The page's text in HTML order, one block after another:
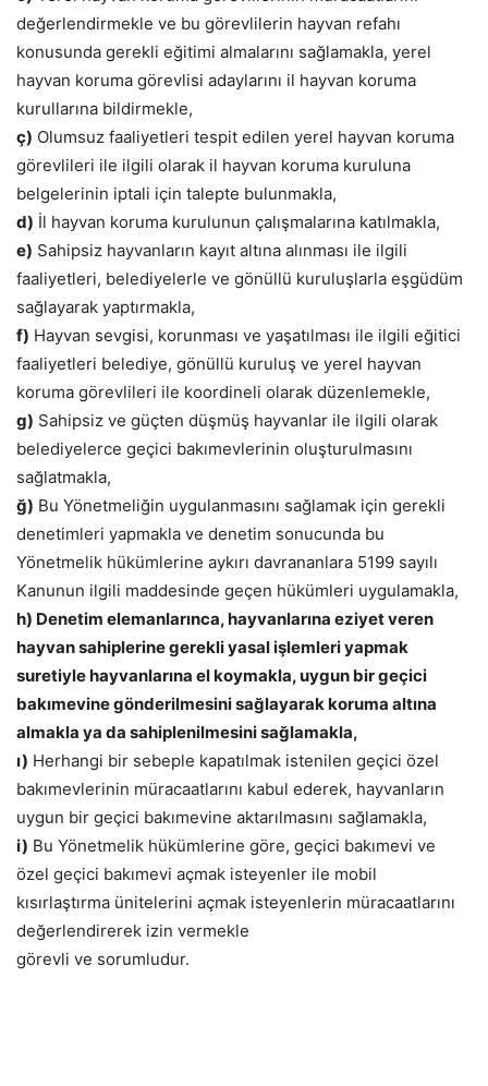
değerlendirmekle ve bu görevlilerin hayvan refahı
konusunda gerekli eğitimi almalarını sağlamakla, yerel
hayvan koruma görevlisi adaylarını il hayvan koruma
kurullarına bildirmekle,
ç) Olumsuz faaliyetleri tespit edilen yerel hayvan koruma
görevlileri ile ilgili olarak il hayvan koruma kuruluna
belgelerinin iptali için talepte bulunmakla,
d) İl hayvan koruma kurulunun çalışmalarına katılmakla,
e) Sahipsiz hayvanların kayıt altına alınması ile ilgili
faaliyetleri, belediyelerle ve gönüllü kuruluşlarla eşgüdüm
sağlayarak yaptırmakla,
f) Hayvan sevgisi, korunması ve yaşatılması ile ilgili eğitici
faaliyetleri belediye, gönüllü kuruluş ve yerel hayvan
koruma görevlileri ile koordineli olarak düzenlemekle,
g) Sahipsiz ve güçten düşmüş hayvanlar ile ilgili olarak
belediyelerce geçici bakımevlerinin oluşturulmasını
sağlatmakla,
ğ) Bu Yönetmeliğin uygulanmasını sağlamak için gerekli
denetimleri yapmakla ve denetim sonucunda bu
Yönetmelik hükümlerine aykırı davrananlara 5199 sayılı
Kanunun ilgili maddesinde geçen hükümleri uygulamakla,
h) Denetim elemanlarınca, hayvanlarına eziyet veren
hayvan sahiplerine gerekli yasal işlemleri yapmak
suretiyle hayvanlarına el koymakla, uygun bir geçici
bakımevine gönderilmesini sağlayarak koruma altına
almakla ya da sahiplenilmesini sağlamakla,
ı) Herhangi bir sebeple kapatılmak istenilen geçici özel
bakımevlerinin müracaatlarını kabul ederek, hayvanların
uygun bir geçici bakımevine aktarılmasını sağlamakla,
i) Bu Yönetmelik hükümlerine göre, geçici bakımevi ve
özel geçici bakımevi açmak isteyenler ile mobil
kısırlaştırma ünitelerini açmak isteyenlerin müracaatlarını
değerlendirerek izin vermekle
görevli ve sorumludur.